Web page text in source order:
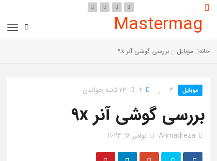
Mastermag
خانه موبایل بررسی گوشی آنر 9x
موبایل 3
2 23 ثانیه خواندن
بررسی گوشی آنر 9x
Ahmadreza نوامبر 16, 2023